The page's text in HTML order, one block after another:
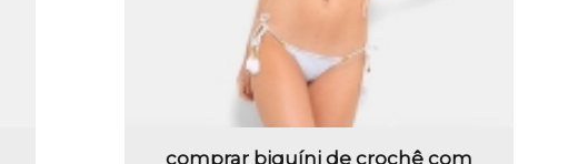
comprar biquíni de crochê com